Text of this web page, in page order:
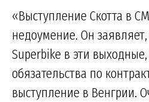
«Выступление Скотта в
недоумение. Он заявляет,
Superbike в эти выходные,
обязательства по
выступление в Венгрии.